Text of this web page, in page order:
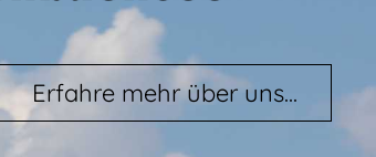
Erfahre mehr über uns...